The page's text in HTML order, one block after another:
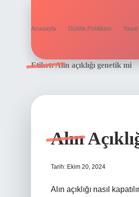
Anasayfa Gizlilik Politikası Yasal
Etiket:Alın açıklığı genetik mi
Alın
Tarih: Ekim 20, 2024
Alın açıklığı nasıl